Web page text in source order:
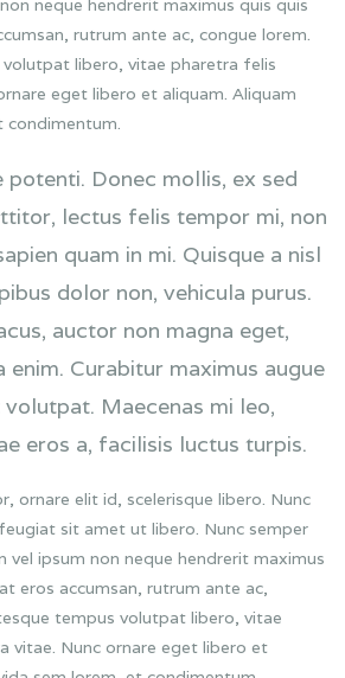
neque hendrerit maximus quis quis
rutrum ante ac, congue lorem.
libero, vitae pharetra felis
eget libero et aliquam. Aliquam
condimentum.
potenti. Donec mollis, ex sed
lectus felis tempor mi, non
quam in mi. Quisque a nisl
dolor non, vehicula purus.
auctor non magna eget,
Curabitur maximus augue
Maecenas mi leo,
eros a, facilisis luctus turpis.
ornare elit id, scelerisque libero. Nunc
sit amet ut libero. Nunc semper
vel ipsum non neque hendrerit maximus
eros accumsan, rutrum ante ac,
tempus volutpat libero, vitae
vitae. Nunc ornare eget libero et